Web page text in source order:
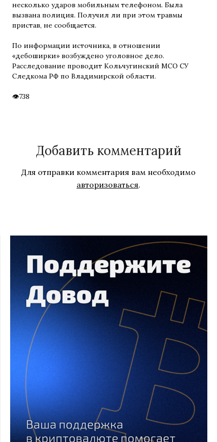
несколько ударов мобильным телефоном. Была
вызвана полиция. Получил ли при этом травмы
пристав, не сообщается.
По информации источника, в отношении
«дебоширки» возбуждено уголовное дело.
Расследование проводит Кольчугинский МСО СУ
Следкома РФ по Владимирской области.
738
Добавить комментарий
Для отправки комментария вам необходимо
авторизоваться.